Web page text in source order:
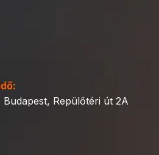
Budapest, Repülőtéri út 2A